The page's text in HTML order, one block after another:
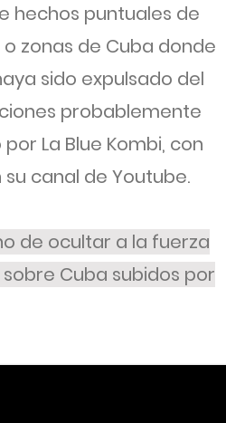
hechos puntuales de
zonas de Cuba donde
sido expulsado del
probablemente
La Blue Kombi, con
canal de Youtube.
de ocultar a la fuerza
Cuba subidos por